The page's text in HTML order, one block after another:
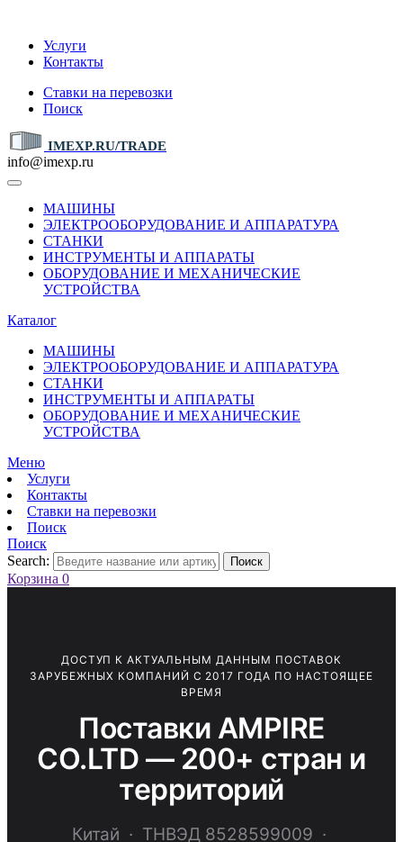
Услуги
Контакты
Ставки на перевозки
Поиск
IMEXP.RU/TRADE
info@imexp.ru
МАШИНЫ
ЭЛЕКТРООБОРУДОВАНИЕ И АППАРАТУРА
СТАНКИ
ИНСТРУМЕНТЫ И АППАРАТЫ
ОБОРУДОВАНИЕ И МЕХАНИЧЕСКИЕ
УСТРОЙСТВА
Каталог
МАШИНЫ
ЭЛЕКТРООБОРУДОВАНИЕ И АППАРАТУРА
СТАНКИ
ИНСТРУМЕНТЫ И АППАРАТЫ
ОБОРУДОВАНИЕ И МЕХАНИЧЕСКИЕ
УСТРОЙСТВА
Меню
Услуги
Контакты
Ставки на перевозки
Поиск
Поиск
Search:
Поиск
Корзина 0
ДОСТУП К АКТУАЛЬНЫМ ДАННЫМ ПОСТАВОК
ЗАРУБЕЖНЫХ КОМПАНИЙ С 2017 ГОДА ПО НАСТОЯЩЕЕ
ВРЕМЯ
Поставки AMPIRE
CO.LTD — 200+ стран и
территорий
Китай · ТНВЭД 8528599009 ·